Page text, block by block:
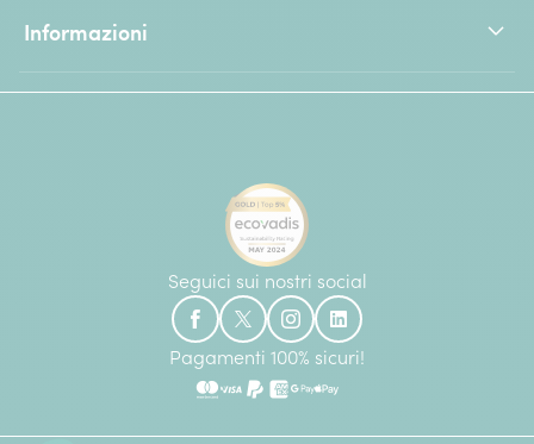
Informazioni
Seguici sui nostri social
Pagamenti 100% sicuri!